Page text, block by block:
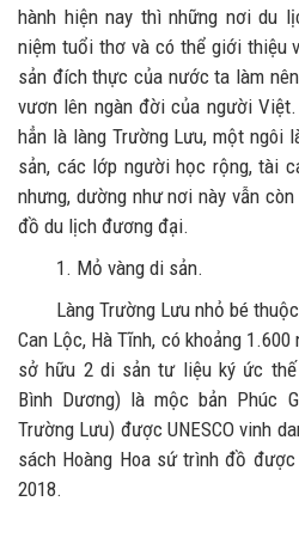
hành hiện nay thì những nơi du
niệm tuổi thơ và có thể giới thiệu
sản đích thực của nước ta làm
vươn lên ngàn đời của người
hẳn là làng Trường Lưu, một ngôi
sản, các lớp người học rộng, tài
nhưng, dường như nơi này vẫn
đồ du lịch đương đại.
1. Mỏ vàng di sản.
Làng Trường Lưu nhỏ bé thuộc
Can Lộc, Hà Tĩnh, có khoảng
sở hữu 2 di sản tư liệu ký ức
Bình Dương) là mộc bản Phúc
Trường Lưu) được UNESCO vinh
sách Hoàng Hoa sứ trình đồ
2018.